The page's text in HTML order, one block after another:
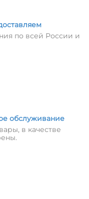
по всей России и
обслуживание
в качестве